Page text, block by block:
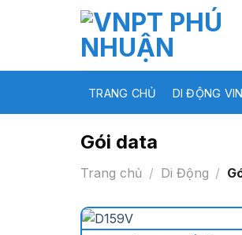
TRANG CHỦ DI ĐỘNG
Gói data
Trang chủ / Di Động /